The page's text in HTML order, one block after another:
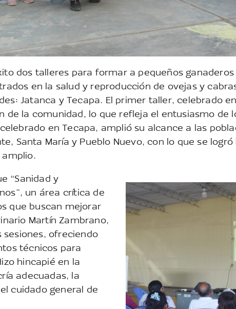
dos talleres para formar a pequeños
en la salud y reproducción de ovejas y
Jatanca y Tecapa. El primer taller, celebrado
de la comunidad, lo que refleja el entusiasmo de
en Tecapa, amplió su alcance a las
Santa María y Pueblo Nuevo, con lo que se logró
amplio.
“Sanidad y
un área crítica de
que buscan mejorar
Martín Zambrano,
ofreciendo
técnicos para
hincapié en la
adecuadas, la
cuidado general de